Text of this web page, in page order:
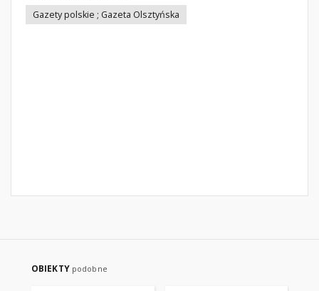
Gazety polskie ; Gazeta Olsztyńska
OBIEKTY podobne